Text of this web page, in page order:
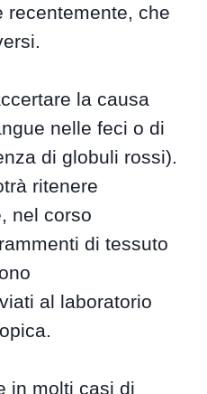
recentemente, che
la causa
nelle feci o di
di globuli rossi).
ritenere
nel corso
di tessuto
al laboratorio
in molti casi di